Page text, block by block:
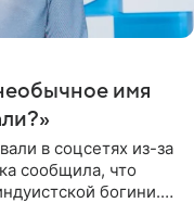
имя
в соцсетях из-за
сообщила, что
богини.